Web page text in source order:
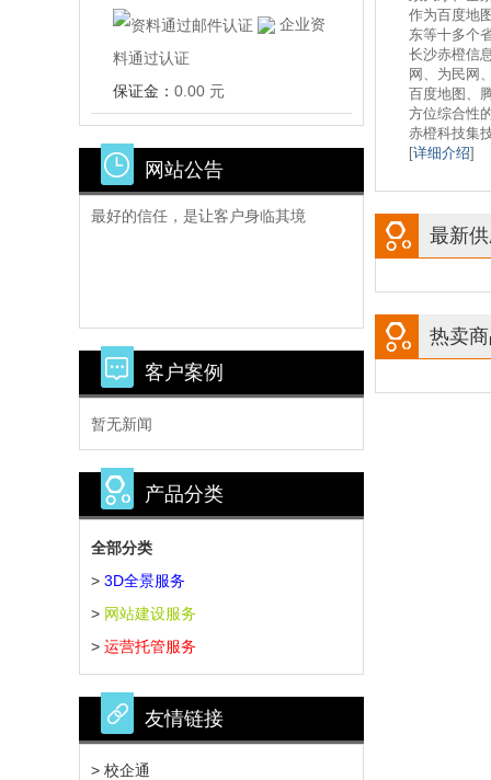
企业资
料通过认证
保证金： 0.00 元
网站公告
最好的传播，是对经营环境最真实的还
原
最好的信任，是让客户身临其境
客户案例
暂无新闻
产品分类
全部分类
> 3D全景服务
> 网站建设服务
> 运营托管服务
友情链接
> 校企通
作为百度地
东等十多个
长沙赤橙信
网、为民网
百度地图、
方位综合性
赤橙科技集
[详细介绍]
最新
热卖